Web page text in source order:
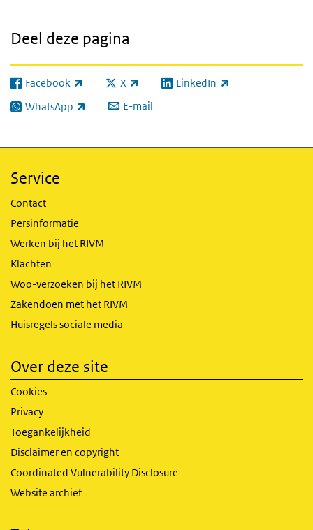
Deel deze pagina
Facebook
(externe link) X
(externe link) LinkedIn
(externe link)
WhatsApp
(externe link) E-mail
Service
Contact
Persinformatie
Werken bij het RIVM
Klachten
Woo-verzoeken bij het RIVM
Zakendoen met het RIVM
Huisregels sociale media
Over deze site
Cookies
Privacy
Toegankelijkheid
Disclaimer en copyright
Coordinated Vulnerability Disclosure
Website archief